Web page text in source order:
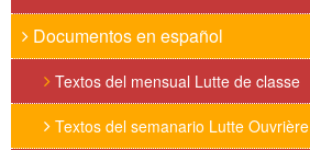
Documentos en español
Textos del mensual Lutte de classe
Textos del semanario Lutte Ouvrière